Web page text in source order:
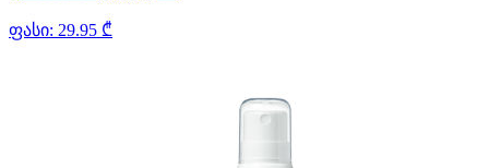
ფასი: 29.95 ₾